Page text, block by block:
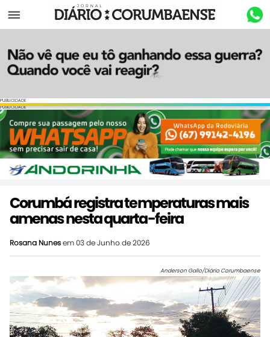
Menu
PUBLICIDADE
PUBLICIDADE
Corumbá registra temperaturas mais
amenas nesta quarta-feira
Rosana Nunesem 03 de Junho de 2026
Anderson Gallo/Diário Corumbaense